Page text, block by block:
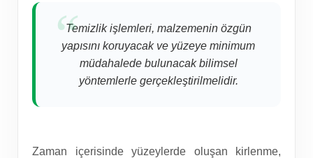
Temizlik işlemleri, malzemenin özgün
yapısını koruyacak ve yüzeye minimum
müdahalede bulunacak bilimsel
yöntemlerle gerçekleştirilmelidir.
Zaman içerisinde yüzeylerde oluşan kirlenme,